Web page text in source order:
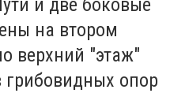
и две боковые
на втором
верхний "этаж"
грибовидных опор